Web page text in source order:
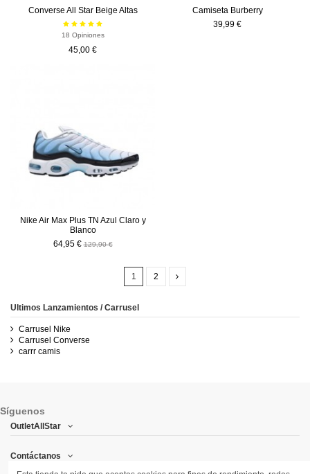
Converse All Star Beige Altas
18 Opiniones
45,00 €
Camiseta Burberry
39,99 €
Nike Air Max Plus TN Azul Claro y
Blanco
64,95 € 129,90 €
1 2
Ultimos Lanzamientos / Carrusel
Carrusel Nike
Carrusel Converse
carrr camis
Síguenos
OutletAllStar
Contáctanos